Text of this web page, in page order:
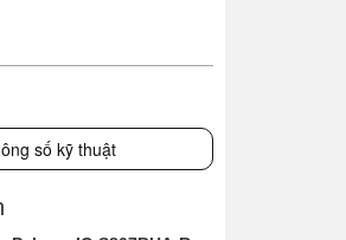
số kỹ thuật